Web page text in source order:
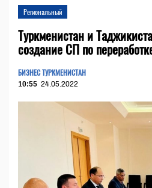
Региональный
Туркменистан и
создание СП по
БИЗНЕС ТУРКМЕНИСТАН
10:55 24.05.2022